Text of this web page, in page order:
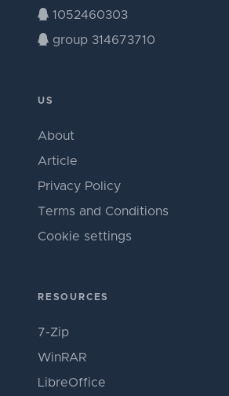
1052460303
group 314673710
US
About
Article
Privacy Policy
Terms and Conditions
Cookie settings
RESOURCES
7-Zip
WinRAR
LibreOffice